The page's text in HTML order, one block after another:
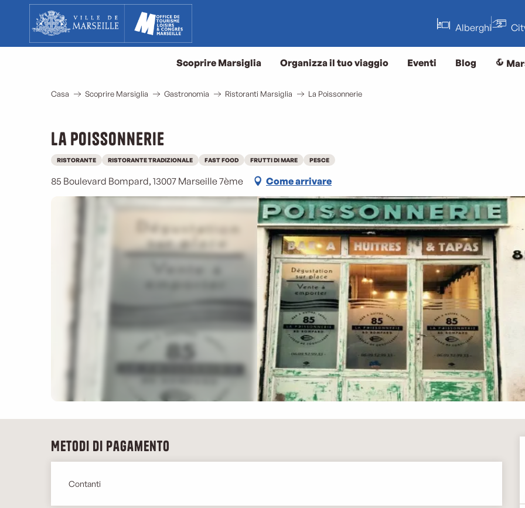
contenu
principal
Alberghi
Scoprire Marsiglia Organizza il tuo viaggio Eventi Blog
Casa Scoprire Marsiglia Gastronomia Ristoranti Marsiglia La Poissonnerie
La Poissonnerie
RISTORANTE RISTORANTE TRADIZIONALE FAST FOOD FRUTTI DI MARE PESCE
85 Boulevard Bompard, 13007 Marseille 7ème Come arrivare
Metodi di pagamento
Contanti